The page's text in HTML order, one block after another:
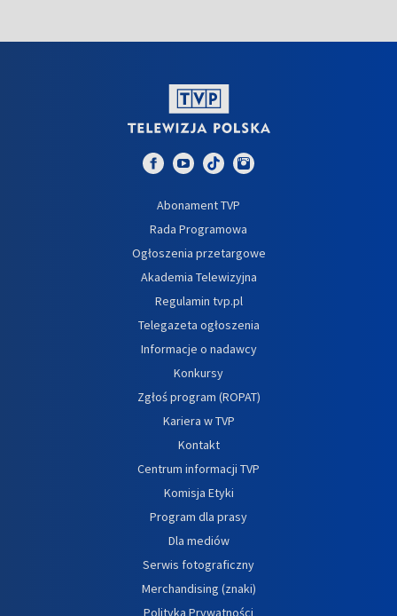
Abonament TVP
Rada Programowa
Ogłoszenia przetargowe
Akademia Telewizyjna
Regulamin tvp.pl
Telegazeta ogłoszenia
Informacje o nadawcy
Konkursy
Zgłoś program (ROPAT)
Kariera w TVP
Kontakt
Centrum informacji TVP
Komisja Etyki
Program dla prasy
Dla mediów
Serwis fotograficzny
Merchandising (znaki)
Polityka Prywatności